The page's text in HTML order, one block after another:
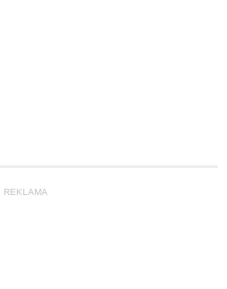
REKLAMA